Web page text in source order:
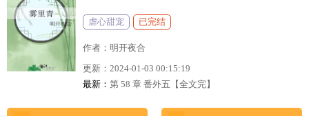
虐心甜宠 已完结
作者： 明开夜合
更新： 2024-01-03 00:15:19
最新： 第 58 章 番外五【全文完】